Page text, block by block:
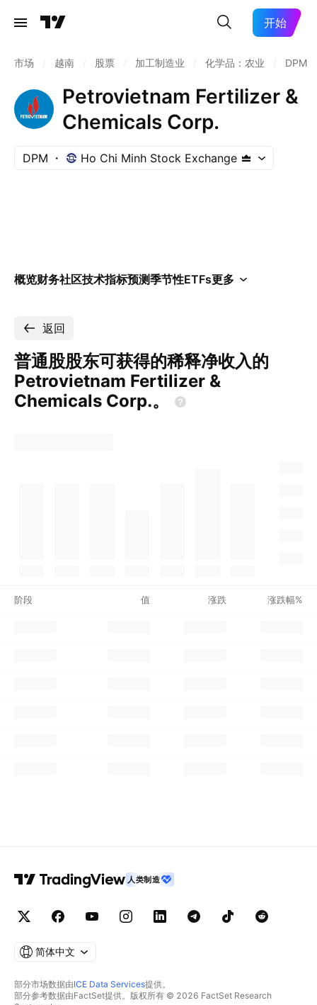
开始
市场 越南 股票 加工制造业 化学品：农业 DPM
Petrovietnam Fertilizer &
Chemicals Corp.
DPM Ho Chi Minh Stock Exchange
概览财务社区技术指标预测季节性ETFs更多
返回
普通股股东可获得的稀释净收入的
Petrovietnam Fertilizer &
Chemicals Corp.。
阶段 值 涨跌 涨跌幅%
人类制造
简体中文
部分市场数据由ICE Data Services提供。
部分参考数据由FactSet提供。版权所有 © 2026 FactSet Research